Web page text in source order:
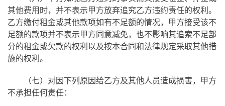
其他费用时，并不表示甲方放弃追究乙方违约责任的权利。
乙方缴付租金或其他款项如有不足额的情况，甲方接受该不
足额的款项并不表示甲方同意减免，也不影响其追索不足部
分的租金或欠款的权利以及按本合同和法律规定采取其他措
施的权利。
（七）对因下列原因给乙方及其他人员造成损害，甲方
不承担任何责任：